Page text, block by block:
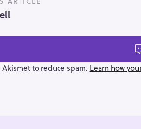
Akismet to reduce spam. Learn how